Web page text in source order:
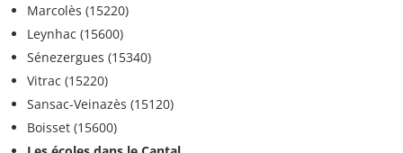
Marcolès (15220)
Leynhac (15600)
Sénezergues (15340)
Vitrac (15220)
Sansac-Veinazès (15120)
Boisset (15600)